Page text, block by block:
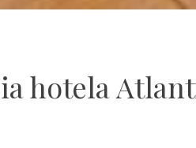
hotela